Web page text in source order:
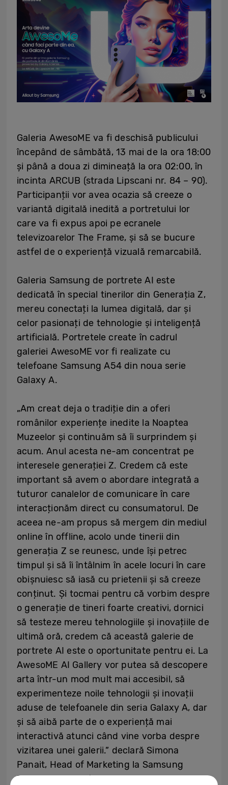
Galeria AwesoME va fi deschisă publicului
începând de sâmbătă, 13 mai de la ora 18:00
și până a doua zi dimineață la ora 02:00, în
incinta ARCUB (strada Lipscani nr. 84 – 90).
Participanții vor avea ocazia să creeze o
variantă digitală inedită a portretului lor
care va fi expus apoi pe ecranele
televizoarelor The Frame, și să se bucure
astfel de o experiență vizuală remarcabilă.
Galeria Samsung de portrete AI este
dedicată în special tinerilor din Generația Z,
mereu conectați la lumea digitală, dar și
celor pasionați de tehnologie și inteligență
artificială. Portretele create în cadrul
galeriei AwesoME vor fi realizate cu
telefoane Samsung A54 din noua serie
Galaxy A.
„Am creat deja o tradiție din a oferi
românilor experiențe inedite la Noaptea
Muzeelor și continuăm să îi surprindem și
acum. Anul acesta ne-am concentrat pe
interesele generației Z. Credem că este
important să avem o abordare integrată a
tuturor canalelor de comunicare în care
interacționăm direct cu consumatorul. De
aceea ne-am propus să mergem din mediul
online în offline, acolo unde tinerii din
generația Z se reunesc, unde își petrec
timpul și să îi întâlnim în acele locuri în care
obișnuiesc să iasă cu prietenii și să creeze
conținut. Și tocmai pentru că vorbim despre
o generație de tineri foarte creativi, dornici
să testeze mereu tehnologiile și inovațiile de
ultimă oră, credem că această galerie de
portrete AI este o oportunitate pentru ei. La
AwesoME AI Gallery vor putea să descopere
arta într-un mod mult mai accesibil, să
experimenteze noile tehnologii și inovații
aduse de telefoanele din seria Galaxy A, dar
și să aibă parte de o experiență mai
interactivă atunci când vine vorba despre
vizitarea unei galerii.” declară Simona
Panait, Head of Marketing la Samsung
Electronics România & Bulgaria.